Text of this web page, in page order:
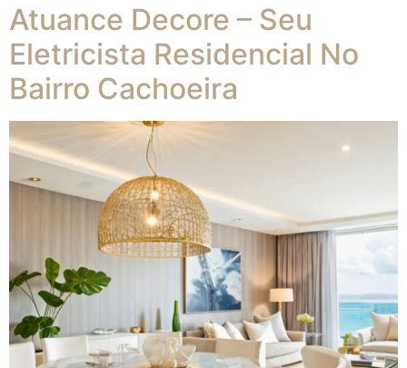
Atuance Decore – Seu
Eletricista Residencial No
Bairro Cachoeira